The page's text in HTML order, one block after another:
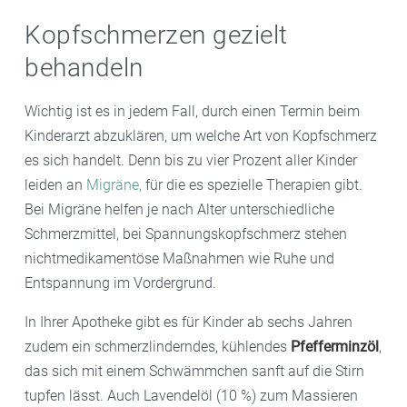
Lassen Sie Ihr Kind in Ruhe frühstücken, es sollte
keine Mahlzeiten auslassen und immer genug trinken.
Lebensmittel eventuell Kopfschmerzen auslösen, und
diese dann zu meiden.
Stressbewältigung hilfreich sein. Übungen für Kinder
findet man zum Beispiel im Internet. Auch viele
Kinder und Jugendliche.
Kopfschmerzen gezielt
behandeln
Wichtig ist es in jedem Fall, durch einen Termin beim
Kinderarzt abzuklären, um welche Art von Kopfschmerz
es sich handelt. Denn bis zu vier Prozent aller Kinder
leiden an Migräne, für die es spezielle Therapien gibt.
Bei Migräne helfen je nach Alter unterschiedliche
Schmerzmittel, bei Spannungskopfschmerz stehen
nichtmedikamentöse Maßnahmen wie Ruhe und
Entspannung im Vordergrund.
In Ihrer Apotheke gibt es für Kinder ab sechs Jahren
zudem ein schmerzlinderndes, kühlendes Pfefferminzöl,
das sich mit einem Schwämmchen sanft auf die Stirn
tupfen lässt. Auch Lavendelöl (10 %) zum Massieren